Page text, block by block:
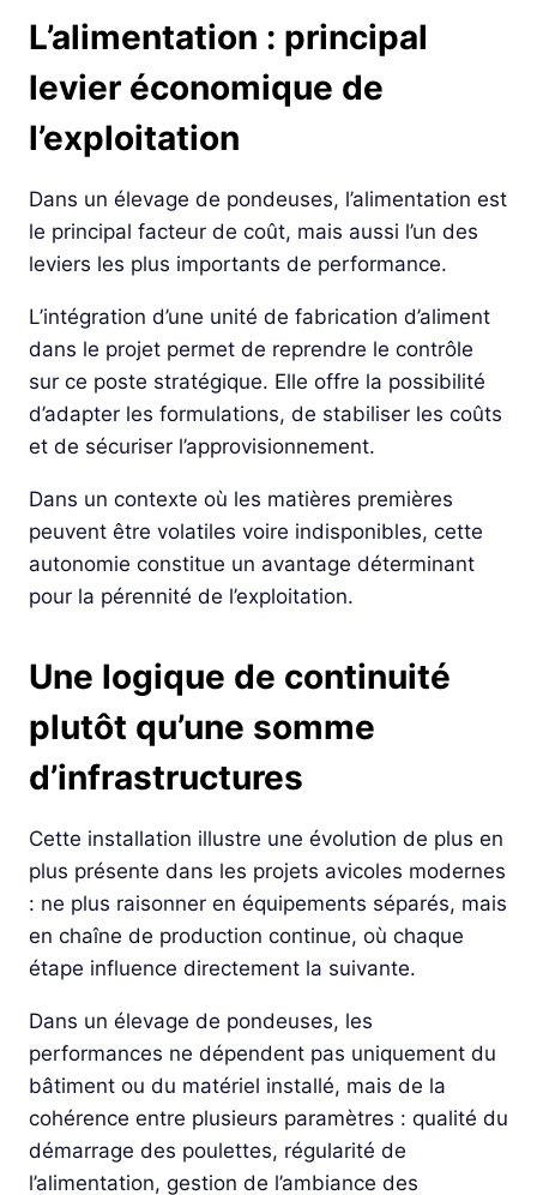
L’alimentation : principal
levier économique de
l’exploitation
Dans un élevage de pondeuses, l’alimentation est
le principal facteur de coût, mais aussi l’un des
leviers les plus importants de performance.
L’intégration d’une unité de fabrication d’aliment
dans le projet permet de reprendre le contrôle
sur ce poste stratégique. Elle offre la possibilité
d’adapter les formulations, de stabiliser les coûts
et de sécuriser l’approvisionnement.
Dans un contexte où les matières premières
peuvent être volatiles voire indisponibles, cette
autonomie constitue un avantage déterminant
pour la pérennité de l’exploitation.
Une logique de continuité
plutôt qu’une somme
d’infrastructures
Cette installation illustre une évolution de plus en
plus présente dans les projets avicoles modernes
: ne plus raisonner en équipements séparés, mais
en chaîne de production continue, où chaque
étape influence directement la suivante.
Dans un élevage de pondeuses, les
performances ne dépendent pas uniquement du
bâtiment ou du matériel installé, mais de la
cohérence entre plusieurs paramètres : qualité du
démarrage des poulettes, régularité de
l’alimentation, gestion de l’ambiance des